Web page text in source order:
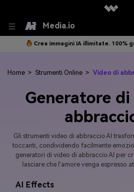
Media.io
Crea immagini IA illimitate. 100%
Home > Strumenti Online > Video di
Generatore
Gli strumenti video di abbraccio AI
toccanti, condividendo facilmente
generatori di video di abbraccio AI per
lasciare che l'amore venga espresso
AI Effects